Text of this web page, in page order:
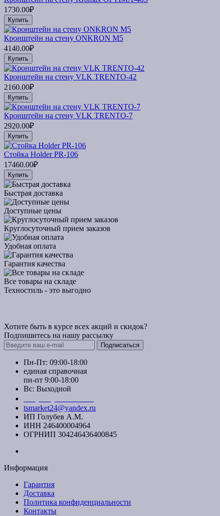
1730.00₽
Купить
Кронштейн на стену ONKRON M5
4140.00₽
Купить
Кронштейн на стену VLK TRENTO-42
2160.00₽
Купить
Кронштейн на стену VLK TRENTO-7
2920.00₽
Купить
Стойка Holder PR-106
17460.00₽
Купить
Быстрая доставка
Доступные цены
Круглосуточный прием заказов
Удобная оплата
Гарантия качества
Все товары на складе
Техностиль - это выгодно
Хотите быть в курсе всех акций и скидок?
Подпишитесь на нашу рассылку
Подписаться
Пн-Пт: 09:00-18:00
единая справочная
пн-пт 9:00-18:00
Вс: Выходной
tsmarket24@yandex.ru
ИП Голубев А.М.
ИНН 246400004964
ОГРНИП 304246436400845
Информация
Гарантия
Доставка
Политика конфиденциальности
Контакты